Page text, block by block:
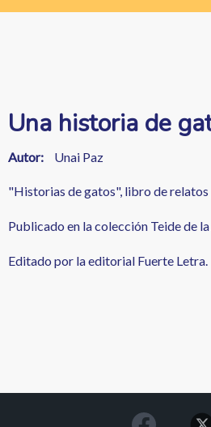
Una historia de
Autor Unai Paz
"Historias de gatos", libro de
Publicado en la colección Teide de
Editado por la editorial Fuerte Letra.